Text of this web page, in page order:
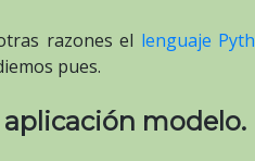
razones el lenguaje
pues.
modelo.